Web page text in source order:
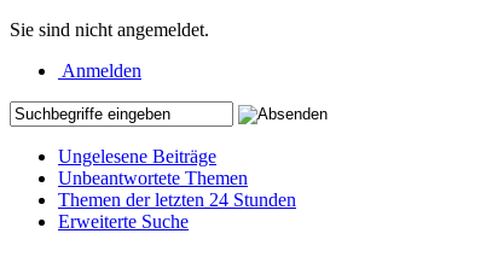
Sie sind nicht angemeldet.
Anmelden
Ungelesene Beiträge
Unbeantwortete Themen
Themen der letzten 24 Stunden
Erweiterte Suche